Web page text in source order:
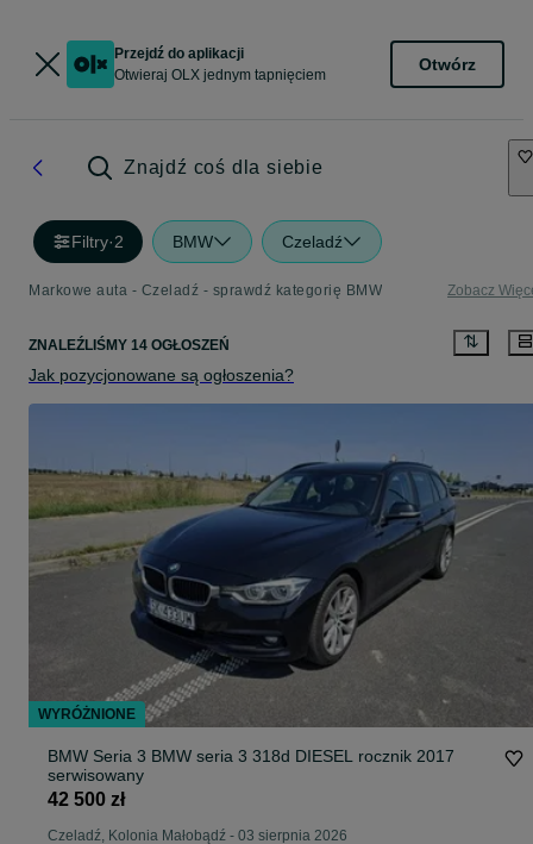
Przejdź do aplikacji
Otwieraj OLX jednym tapnięciem
Otwórz
Znajdź coś dla siebie
Filtry·2 BMW Czeladź
Markowe auta - Czeladź - sprawdź kategorię BMW Zobacz
ZNALEŹLIŚMY 14 OGŁOSZEŃ
Jak pozycjonowane są ogłoszenia?
BMW Seria 3 BMW seria 3 318d DIESEL rocznik 2017
serwisowany
42 500 zł
Czeladź, Kolonia Małobądź - 03 sierpnia 2026
WYRÓŻNIONE